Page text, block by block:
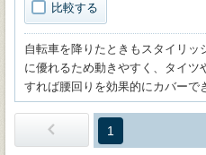
比較する
自転車を降りたときもスタイリッ
に優れるため動きやすく、タイツ
すれば腰回りを効果的にカバーで
1